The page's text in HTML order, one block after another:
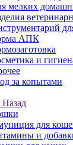
мелких
АПК
и
за копытами
Назад
для
и